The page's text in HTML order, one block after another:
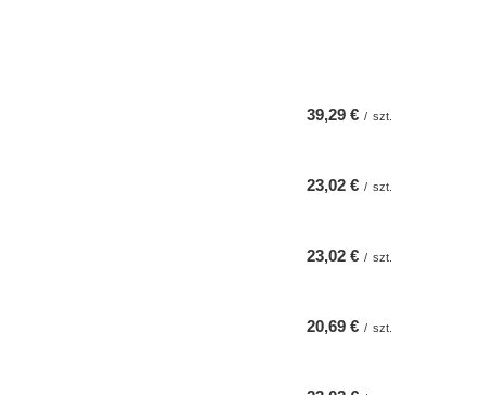
39,29 € / szt.
23,02 € / szt.
23,02 € / szt.
20,69 € / szt.